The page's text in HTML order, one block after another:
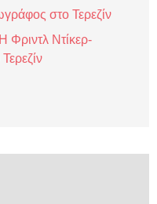
στο Τερεζίν
Φριντλ Ντίκερ-